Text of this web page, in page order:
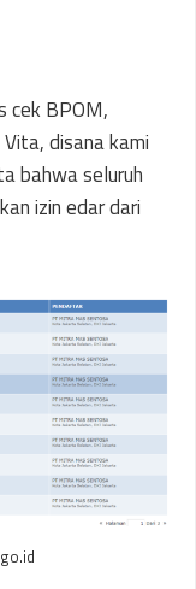
cek BPOM,
disana kami
bahwa seluruh
izin edar dari